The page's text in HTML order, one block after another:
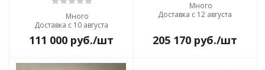
Много
Доставка с 10 августа
111 000руб./шт
Много
Доставка с 12 августа
205 170руб./шт